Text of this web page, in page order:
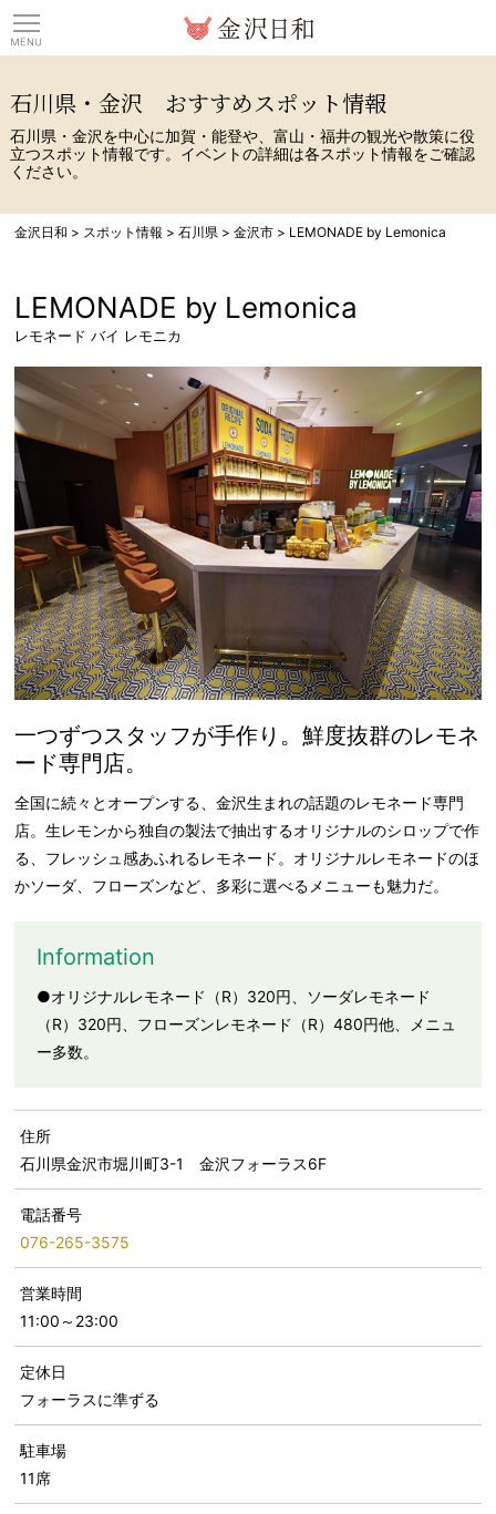
石川県・金沢 おすすめスポット情報
石川県・金沢を中心に加賀・能登や、富山・福井の観光や散策に役
立つスポット情報です。イベントの詳細は各スポット情報をご確認
ください。
金沢日和 > スポット情報 >石川県 >金沢市 > LEMONADE by Lemonica
LEMONADE by Lemonica
レモネード バイ レモニカ
一つずつスタッフが手作り。鮮度抜群のレモネ
ード専門店。
全国に続々とオープンする、金沢生まれの話題のレモネード専門
店。生レモンから独自の製法で抽出するオリジナルのシロップで作
る、フレッシュ感あふれるレモネード。オリジナルレモネードのほ
かソーダ、フローズンなど、多彩に選べるメニューも魅力だ。
Information
●オリジナルレモネード（R）320円、ソーダレモネード
（R）320円、フローズンレモネード（R）480円他、メニュ
ー多数。
住所
石川県金沢市堀川町3-1 金沢フォーラス6F
電話番号
076-265-3575
営業時間
11:00～23:00
定休日
フォーラスに準ずる
駐車場
11席